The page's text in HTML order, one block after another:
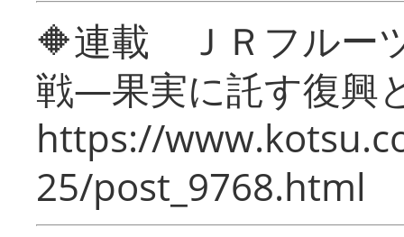
🔶連載 ＪＲフルー
戦―果実に託す復興
https://
25/post_9768.html